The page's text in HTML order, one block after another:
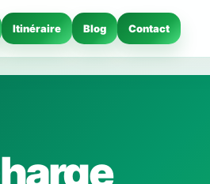
Itinéraire Blog Contact